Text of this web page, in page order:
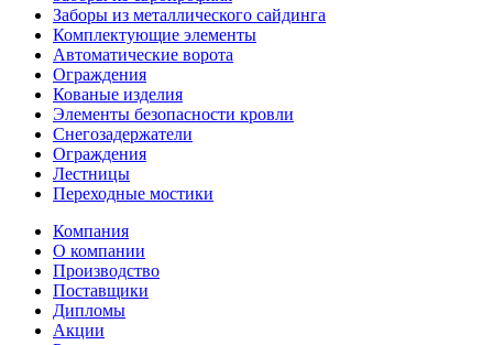
Заборы из металлического сайдинга
Комплектующие элементы
Автоматические ворота
Ограждения
Кованые изделия
Элементы безопасности кровли
Снегозадержатели
Ограждения
Лестницы
Переходные мостики
Компания
О компании
Производство
Поставщики
Дипломы
Акции